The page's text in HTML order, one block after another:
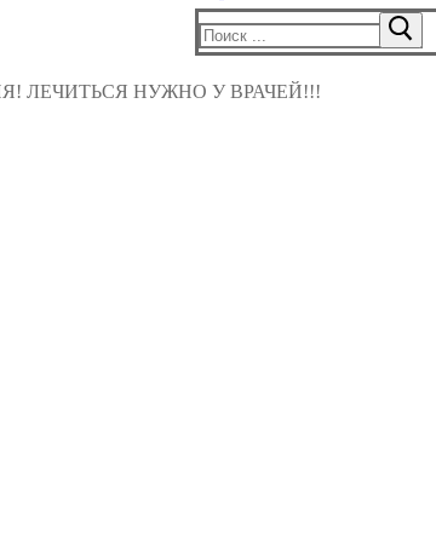
Найти:
ЛЕЧИТЬСЯ НУЖНО У ВРАЧЕЙ!!!